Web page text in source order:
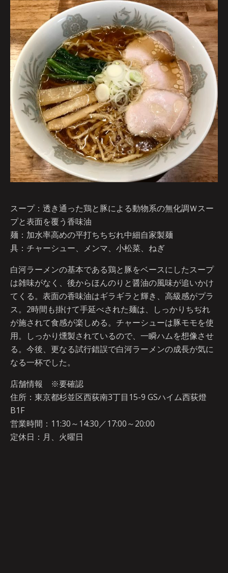
スープ：透き通った鶏と豚による動物系の無化調Ｗスー
プと表面を覆う香味油
麺：加水率高めの平打ちちぢれ中細自家製麺
具：チャーシュー、メンマ、小松菜、ねぎ
白河ラーメンの基本である鶏と豚をベースにしたスープ
は雑味がなく、後からほんのりと醤油の風味が追いかけ
てくる。表面の香味油はギラギラと輝き、高級感がプラ
ス。2時間も掛けて手延べされた麺は、しっかりちぢれ
が施されて食感が楽しめる。チャーシューは豚モモを使
用。しっかり燻製されているので、一瞬ハムを想像させ
る。今後、更なる試行錯誤で白河ラーメンの成長が気に
なる一杯でした。
店舗情報 ※要確認
住所：東京都杉並区西荻南3丁目15-9 GSハイム西荻燈
B1F
営業時間：11:30～14:30／17:00～20:00
定休日：月、火曜日